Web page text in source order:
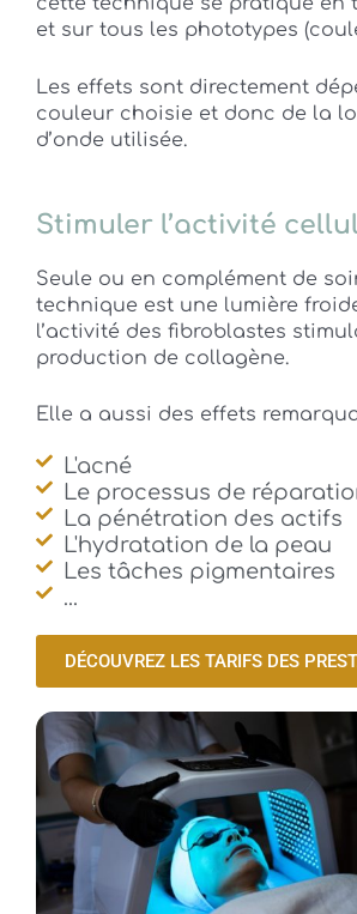
et sur tous les phototypes
Les effets sont directement
couleur choisie et donc de la
d’onde utilisée.
Stimuler l’activité
Seule ou en complément de
technique est une lumière
l’activité des fibroblastes
production de collagène.
Elle a aussi des effets
L'acné
Le processus de
La pénétration des actifs
L'hydratation de la peau
Les tâches pigmentaires
...
DÉCOUVREZ LES TARIFS DES